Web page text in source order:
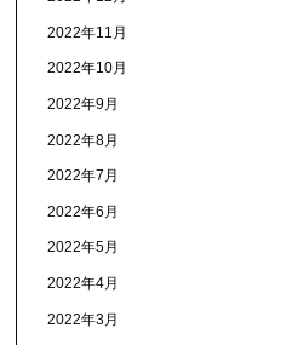
2022年11月
2022年10月
2022年9月
2022年8月
2022年7月
2022年6月
2022年5月
2022年4月
2022年3月